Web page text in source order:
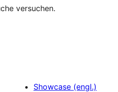
versuchen.
Showcase (engl.)